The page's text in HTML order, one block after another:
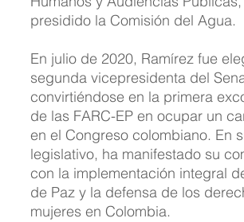
presidido la Comisión del Agua. ​
En julio de 2020, Ramírez fue
segunda vicepresidenta del
convirtiéndose en la primera
de las FARC-EP en ocupar un
en el Congreso colombiano. En
legislativo, ha manifestado su
con la implementación integral
de Paz y la defensa de los
mujeres en Colombia. ​